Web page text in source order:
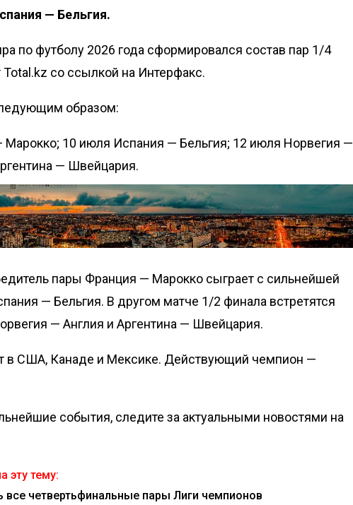
— Бельгия.
по футболу 2026 года сформировался состав пар 1/4
со ссылкой на Интерфакс.
образом:
10 июля Испания — Бельгия; 12 июля Норвегия —
— Швейцария.
пары Франция — Марокко сыграет с сильнейшей
— Бельгия. В другом матче 1/2 финала встретятся
— Англия и Аргентина — Швейцария.
в США, Канаде и Мексике. Действующий чемпион —
события, следите за актуальными новостями на
эту тему:
все четвертьфинальные пары Лиги чемпионов